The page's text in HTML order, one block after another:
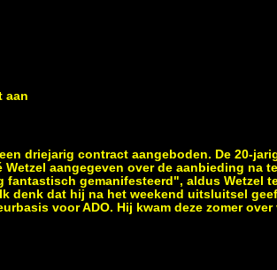
aan
driejarig contract aangeboden. De 20-
aangegeven over de aanbieding na
gemanifesteerd", aldus Wetzel
denk dat hij na het weekend uitsluitsel
voor ADO. Hij kwam deze zomer over